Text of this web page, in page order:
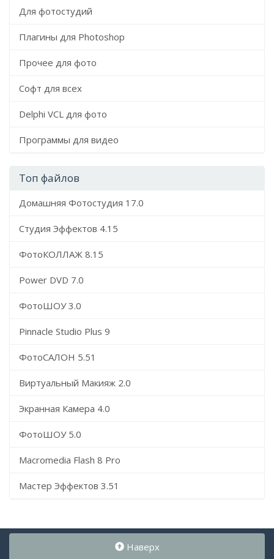
Для фотостудий
Плагины для Photoshop
Прочее для фото
Софт для всех
Delphi VCL для фото
Программы для видео
Топ файлов
Домашняя Фотостудия 17.0
Студия Эффектов 4.15
ФотоКОЛЛАЖ 8.15
Power DVD 7.0
ФотоШОУ 3.0
Pinnacle Studio Plus 9
ФотоСАЛОН 5.51
Виртуальный Макияж 2.0
Экранная Камера 4.0
ФотоШОУ 5.0
Macromedia Flash 8 Pro
Мастер Эффектов 3.51
Наверх